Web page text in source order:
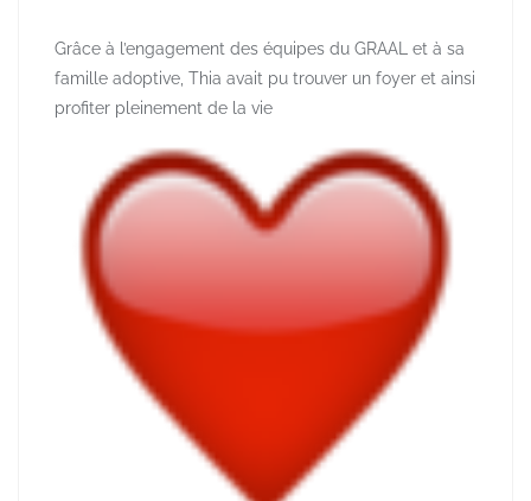
Grâce à l’engagement des équipes du GRAAL et à sa
famille adoptive, Thia avait pu trouver un foyer et ainsi
profiter pleinement de la vie